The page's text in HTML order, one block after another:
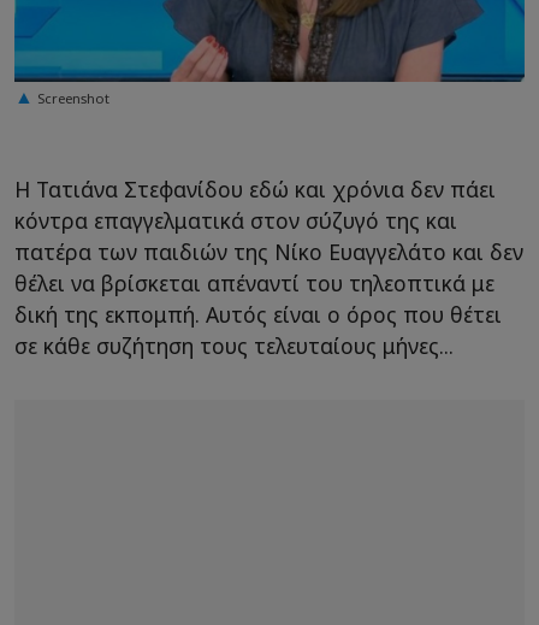
Screenshot
Η Τατιάνα Στεφανίδου εδώ και χρόνια δεν πάει
κόντρα επαγγελματικά στον σύζυγό της και
πατέρα των παιδιών της Νίκο Ευαγγελάτο και δεν
θέλει να βρίσκεται απέναντί του τηλεοπτικά με
δική της εκπομπή. Αυτός είναι ο όρος που θέτει
σε κάθε συζήτηση τους τελευταίους μήνες...